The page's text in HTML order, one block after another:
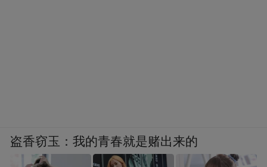
盗香窃玉：我的青春就是赌出来的